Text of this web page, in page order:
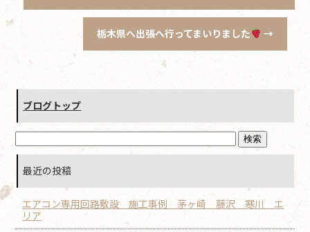
栃木県へ出張へ行ってまいりました →
ブログトップ
最近の投稿
エアコン専用回路敷設 施工事例 茅ヶ崎 藤沢 寒川 エ
リア